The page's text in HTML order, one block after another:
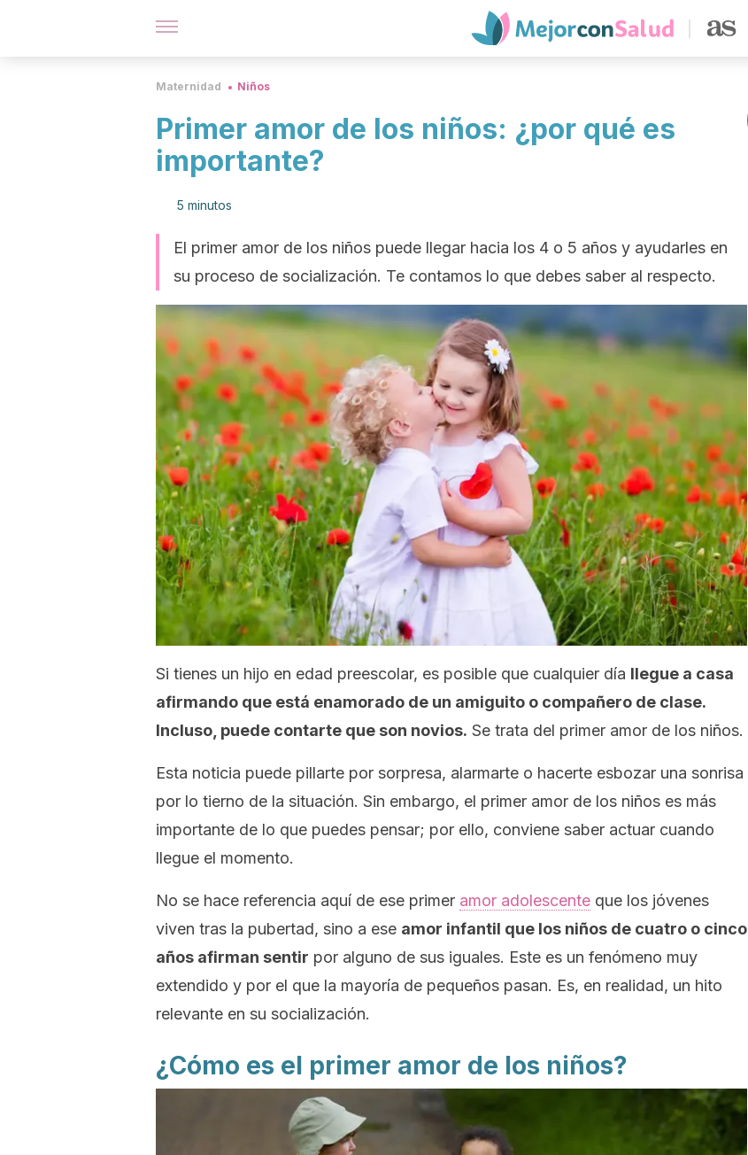
Maternidad Niños
Primer amor de los niños: ¿por qué es
importante?
5 minutos
El primer amor de los niños puede llegar hacia los 4 o 5 años y ayudarles en
su proceso de socialización. Te contamos lo que debes saber al respecto.
Si tienes un hijo en edad preescolar, es posible que cualquier día llegue a casa
afirmando que está enamorado de un amiguito o compañero de clase.
Incluso, puede contarte que son novios. Se trata del primer amor de los niños.
Esta noticia puede pillarte por sorpresa, alarmarte o hacerte esbozar una sonrisa
por lo tierno de la situación. Sin embargo, el primer amor de los niños es más
importante de lo que puedes pensar; por ello, conviene saber actuar cuando
llegue el momento.
No se hace referencia aquí de ese primer amor adolescente que los jóvenes
viven tras la pubertad, sino a ese amor infantil que los niños de cuatro o cinco
años afirman sentir por alguno de sus iguales. Este es un fenómeno muy
extendido y por el que la mayoría de pequeños pasan. Es, en realidad, un hito
relevante en su socialización.
¿Cómo es el primer amor de los niños?